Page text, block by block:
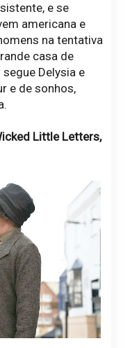
e se
americana e
na tentativa
casa de
Delysia e
e de sonhos,
Little Letters,